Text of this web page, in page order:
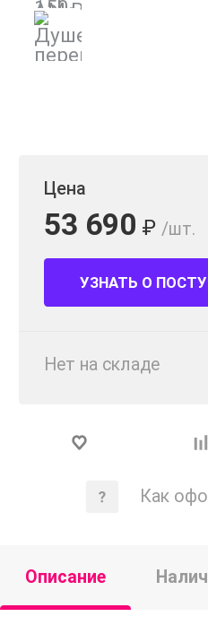
Цена
53 690 ₽ /шт.
УЗНАТЬ О
Нет на складе
Как
Описание